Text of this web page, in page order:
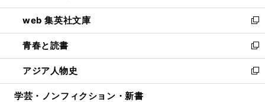
ン
ド
ウ
で
開
く
ウ
ィ
ン
ド
ウ
で
開
し
い
ウ
ィ
ン
ド
ウ
web 集英社文庫
新
し
い
ウ
ィ
ン
青春と読書
新
し
い
ウ
アジア人物史
新
し
学芸・ノンフィクション・新書